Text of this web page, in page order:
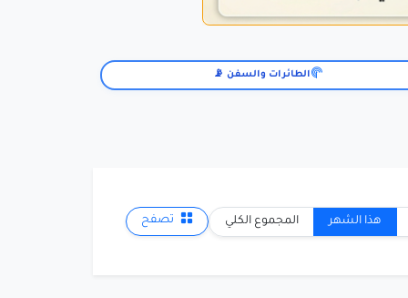
الطائرات والسفن 📡
هذا الشهر المجموع الكلي تصفح